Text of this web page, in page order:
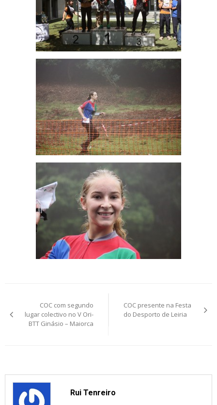
navigation
COC com segundo
lugar colectivo no V Ori-
BTT Ginásio – Maiorca
COC presente na Festa
do Desporto de Leiria
Rui Tenreiro